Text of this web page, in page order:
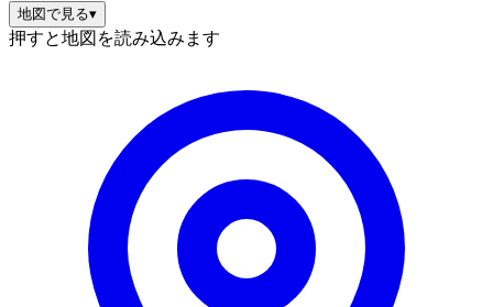
地図で見る▾
押すと地図を読み込みます